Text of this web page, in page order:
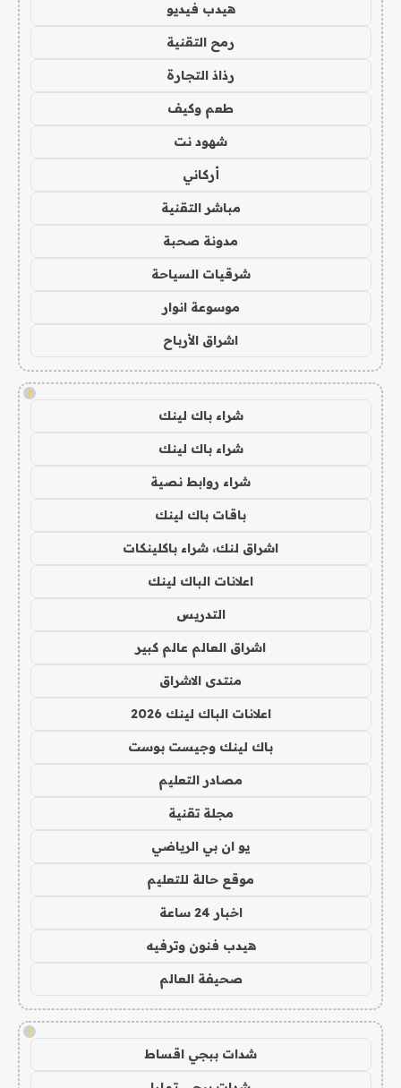
هيدب فيديو
رمح التقنية
رذاذ التجارة
طعم وكيف
شهود نت
أركاني
مباشر التقنية
مدونة صحبة
شرقيات السياحة
موسوعة انوار
اشراق الأرباح
!
شراء باك لينك
شراء باك لينك
شراء روابط نصية
باقات باك لينك
اشراق لنك، شراء باكلينكات
اعلانات الباك لينك
التدريس
اشراق العالم عالم كبير
منتدى الاشراق
اعلانات الباك لينك 2026
باك لينك وجيست بوست
مصادر التعليم
مجلة تقنية
يو ان بي الرياضي
موقع حالة للتعليم
اخبار 24 ساعة
هيدب فنون وترفيه
صحيفة العالم
!
شدات ببجي اقساط